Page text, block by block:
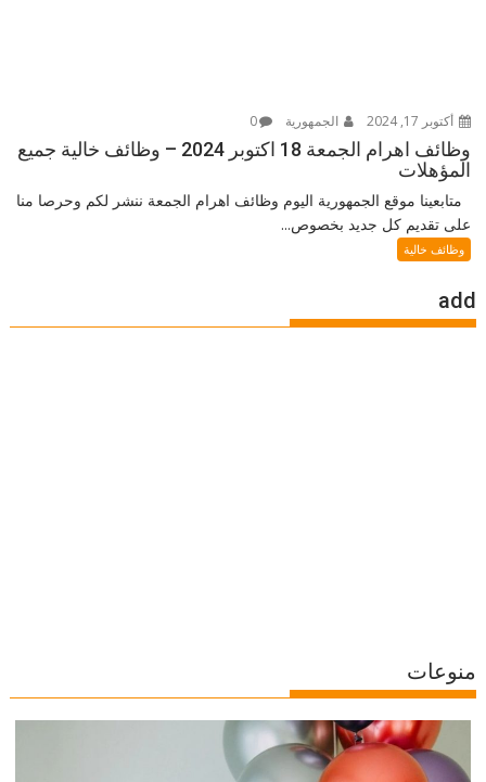
أكتوبر 17, 2024 الجمهورية 0
وظائف اهرام الجمعة 18 اكتوبر 2024 – وظائف خالية جميع
المؤهلات
متابعينا موقع الجمهورية اليوم وظائف اهرام الجمعة ننشر لكم وحرصا منا
على تقديم كل جديد بخصوص...
وظائف خالية
add
منوعات